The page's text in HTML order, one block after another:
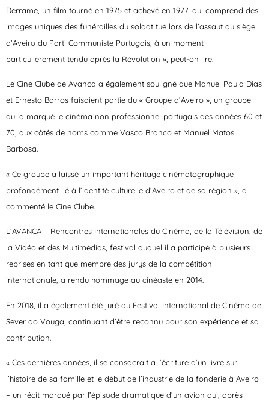
Derrame, un film tourné en 1975 et achevé en 1977, qui comprend des
images uniques des funérailles du soldat tué lors de l’assaut au siège
d’Aveiro du Parti Communiste Portugais, à un moment
particulièrement tendu après la Révolution », peut-on lire.
Le Cine Clube de Avanca a également souligné que Manuel Paula Dias
et Ernesto Barros faisaient partie du « Groupe d’Aveiro », un groupe
qui a marqué le cinéma non professionnel portugais des années 60 et
70, aux côtés de noms comme Vasco Branco et Manuel Matos
Barbosa.
« Ce groupe a laissé un important héritage cinématographique
profondément lié à l’identité culturelle d’Aveiro et de sa région », a
commenté le Cine Clube.
L’AVANCA – Rencontres Internationales du Cinéma, de la Télévision, de
la Vidéo et des Multimédias, festival auquel il a participé à plusieurs
reprises en tant que membre des jurys de la compétition
internationale, a rendu hommage au cinéaste en 2014.
En 2018, il a également été juré du Festival International de Cinéma de
Sever do Vouga, continuant d’être reconnu pour son expérience et sa
contribution.
« Ces dernières années, il se consacrait à l’écriture d’un livre sur
l’histoire de sa famille et le début de l’industrie de la fonderie à Aveiro
– un récit marqué par l’épisode dramatique d’un avion qui, après